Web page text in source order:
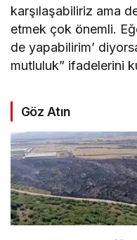
karşılaşabiliriz ama
etmek çok önemli.
de yapabilirim’
mutluluk” ifadelerini
Göz Atın